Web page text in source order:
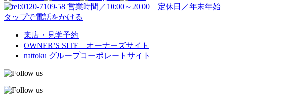
営業時間／10:00～20:00 定休日／年末年始
タップで電話をかける
来店・見学予約
OWNER’S SITE オーナーズサイト
nattoku グループコーポレートサイト